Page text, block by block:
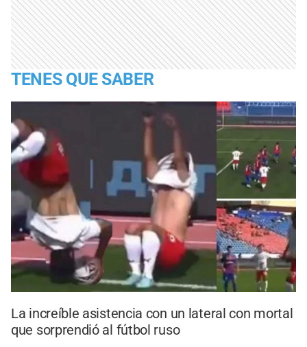
TENES QUE SABER
La increíble asistencia con un lateral con mortal
que sorprendió al fútbol ruso